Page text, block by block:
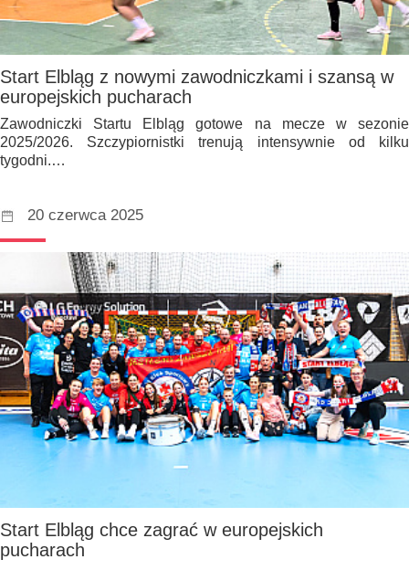
Start Elbląg z nowymi zawodniczkami i szansą w
europejskich pucharach
Zawodniczki Startu Elbląg gotowe na mecze w sezonie
2025/2026. Szczypiornistki trenują intensywnie od kilku
tygodni.…
20 czerwca 2025
Start Elbląg chce zagrać w europejskich
pucharach